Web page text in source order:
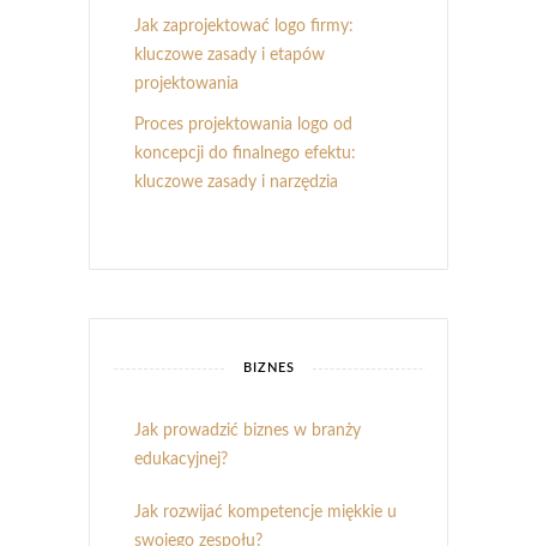
Jak zaprojektować logo firmy:
kluczowe zasady i etapów
projektowania
Proces projektowania logo od
koncepcji do finalnego efektu:
kluczowe zasady i narzędzia
BIZNES
Jak prowadzić biznes w branży
edukacyjnej?
Jak rozwijać kompetencje miękkie u
swojego zespołu?